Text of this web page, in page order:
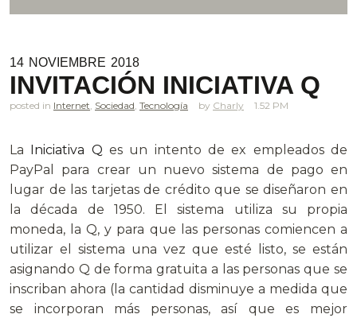
14 NOVIEMBRE 2018
INVITACIÓN INICIATIVA Q
posted in Internet Sociedad Tecnología Charly 1.52 PM
La Iniciativa Q es un intento de ex empleados de
PayPal para crear un nuevo sistema de pago en
lugar de las tarjetas de crédito que se diseñaron en
la década de 1950. El sistema utiliza su propia
moneda, la Q, y para que las personas comiencen a
utilizar el sistema una vez que esté listo, se están
asignando Q de forma gratuita a las personas que se
inscriban ahora (la cantidad disminuye a medida que
se incorporan más personas, así que es mejor